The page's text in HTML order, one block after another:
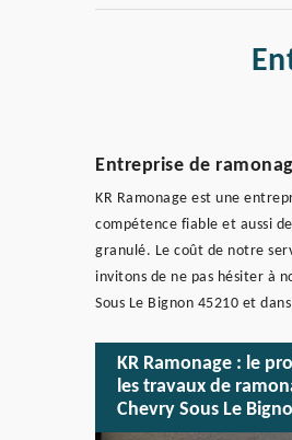
Entreprise de
KR Ramonage est une
compétence fiable et aussi
granulé. Le coût de notre
invitons de ne pas hésiter à
Sous Le Bignon 45210 et
KR Ramonage : le
les travaux de
Chevry Sous Le